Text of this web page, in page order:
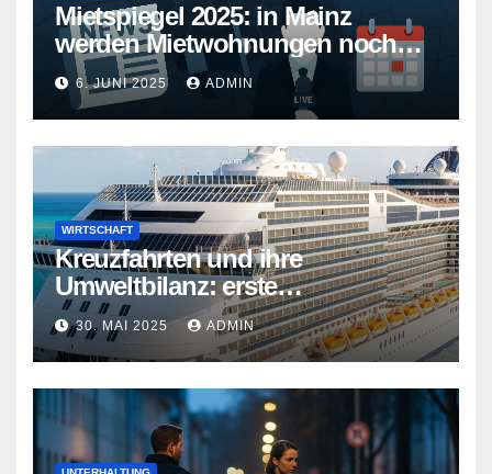
Mietspiegel 2025: in Mainz
werden Mietwohnungen noch
teurer
6. JUNI 2025 ADMIN
WIRTSCHAFT
Kreuzfahrten und ihre
Umweltbilanz: erste
Kreuzfahrtschiffe gehen neue
Wege
30. MAI 2025 ADMIN